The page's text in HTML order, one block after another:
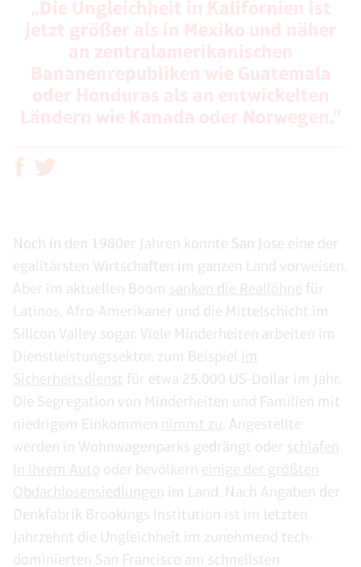
Noch in den 1980er Jahren konnte San Jose eine der
egalitärsten Wirtschaften im ganzen Land vorweisen.
Aber im aktuellen Boom sanken die Reallöhne für
Latinos, Afro-Amerikaner und die Mittelschicht im
Silicon Valley sogar. Viele Minderheiten arbeiten im
Dienstleistungssektor, zum Beispiel im
Sicherheitsdienst
für etwa 25.000 US-Dollar im Jahr.
Die Segregation von Minderheiten und Familien mit
niedrigem Einkommen nimmt zu . Angestellte
werden in Wohnwagenparks gedrängt oder schlafen
in ihrem Auto oder bevölkern einige der größten
Obdachlosensiedlungen im Land. Nach Angaben der
Denkfabrik Brookings Institution ist im letzten
Jahrzehnt die Ungleichheit im zunehmend tech-
dominierten San Francisco am schnellsten